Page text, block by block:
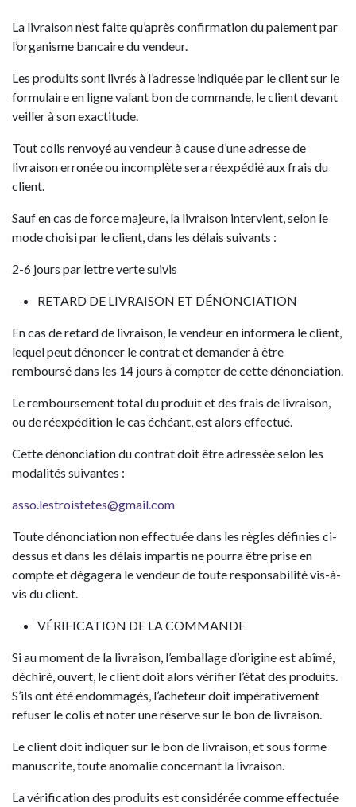
La livraison n’est faite qu’après confirmation du paiement par
l’organisme bancaire du vendeur.
Les produits sont livrés à l’adresse indiquée par le client sur le
formulaire en ligne valant bon de commande, le client devant
veiller à son exactitude.
Tout colis renvoyé au vendeur à cause d’une adresse de
livraison erronée ou incomplète sera réexpédié aux frais du
client.
Sauf en cas de force majeure, la livraison intervient, selon le
mode choisi par le client, dans les délais suivants :
2-6 jours par lettre verte suivis
RETARD DE LIVRAISON ET DÉNONCIATION
En cas de retard de livraison, le vendeur en informera le client,
lequel peut dénoncer le contrat et demander à être
remboursé dans les 14 jours à compter de cette dénonciation.
Le remboursement total du produit et des frais de livraison,
ou de réexpédition le cas échéant, est alors effectué.
Cette dénonciation du contrat doit être adressée selon les
modalités suivantes :
asso.lestroistetes@gmail.com
Toute dénonciation non effectuée dans les règles définies ci-
dessus et dans les délais impartis ne pourra être prise en
compte et dégagera le vendeur de toute responsabilité vis-à-
vis du client.
VÉRIFICATION DE LA COMMANDE
Si au moment de la livraison, l’emballage d’origine est abîmé,
déchiré, ouvert, le client doit alors vérifier l’état des produits.
S’ils ont été endommagés, l’acheteur doit impérativement
refuser le colis et noter une réserve sur le bon de livraison.
Le client doit indiquer sur le bon de livraison, et sous forme
manuscrite, toute anomalie concernant la livraison.
La vérification des produits est considérée comme effectuée